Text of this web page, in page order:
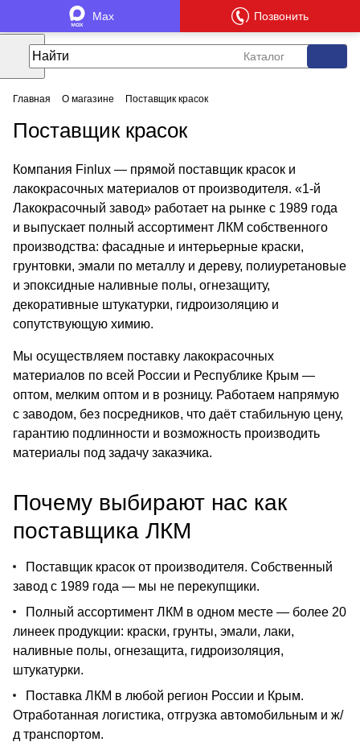
Каталог
Главная О магазине Поставщик красок
Поставщик красок
Компания Finlux — прямой поставщик красок и
лакокрасочных материалов от производителя. «1‑й
Лакокрасочный завод» работает на рынке с 1989 года
и выпускает полный ассортимент ЛКМ собственного
производства: фасадные и интерьерные краски,
грунтовки, эмали по металлу и дереву, полиуретановые
и эпоксидные наливные полы, огнезащиту,
декоративные штукатурки, гидроизоляцию и
сопутствующую химию.
Мы осуществляем поставку лакокрасочных
материалов по всей России и Республике Крым —
оптом, мелким оптом и в розницу. Работаем напрямую
с заводом, без посредников, что даёт стабильную цену,
гарантию подлинности и возможность производить
материалы под задачу заказчика.
Почему выбирают нас как
поставщика ЛКМ
Поставщик красок от производителя. Собственный
завод с 1989 года — мы не перекупщики.
Полный ассортимент ЛКМ в одном месте — более 20
линеек продукции: краски, грунты, эмали, лаки,
наливные полы, огнезащита, гидроизоляция,
штукатурки.
Поставка ЛКМ в любой регион России и Крым.
Отработанная логистика, отгрузка автомобильным и ж/
д транспортом.
Max Позвонить